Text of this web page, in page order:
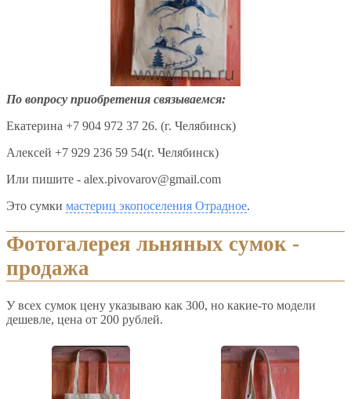
По вопросу приобретения связываемся:
Екатерина +7 904 972 37 26. (г. Челябинск)
Алексей +7 929 236 59 54(г. Челябинск)
Или пишите - alex.pivovarov@gmail.com
Это сумки мастериц экопоселения Отрадное.
Фотогалерея льняных сумок -
продажа
У всех сумок цену указываю как 300, но какие-то модели
дешевле, цена от 200 рублей.